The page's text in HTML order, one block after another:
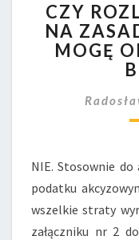
CZY
NA
MOGĘ
NIE. Stosownie
podatku
wszelkie straty
załączniku nr 2